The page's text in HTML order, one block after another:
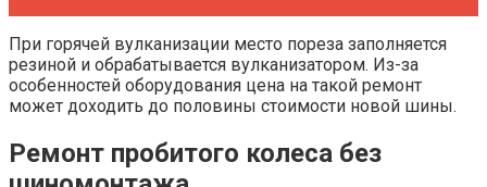
При горячей вулканизации место пореза заполняется
резиной и обрабатывается вулканизатором. Из-за
особенностей оборудования цена на такой ремонт
может доходить до половины стоимости новой шины.
Ремонт пробитого колеса без